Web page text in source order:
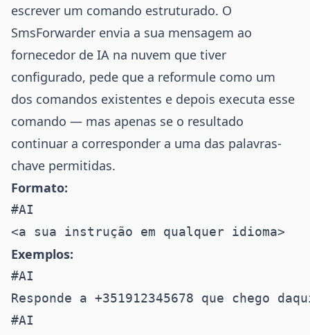
escrever um comando estruturado. O
SmsForwarder envia a sua mensagem ao
fornecedor de IA na nuvem que tiver
configurado, pede que a reformule como um
dos comandos existentes e depois executa esse
comando — mas apenas se o resultado
continuar a corresponder a uma das palavras-
chave permitidas.
Formato:
#AI
Exemplos:
#AI
#AI